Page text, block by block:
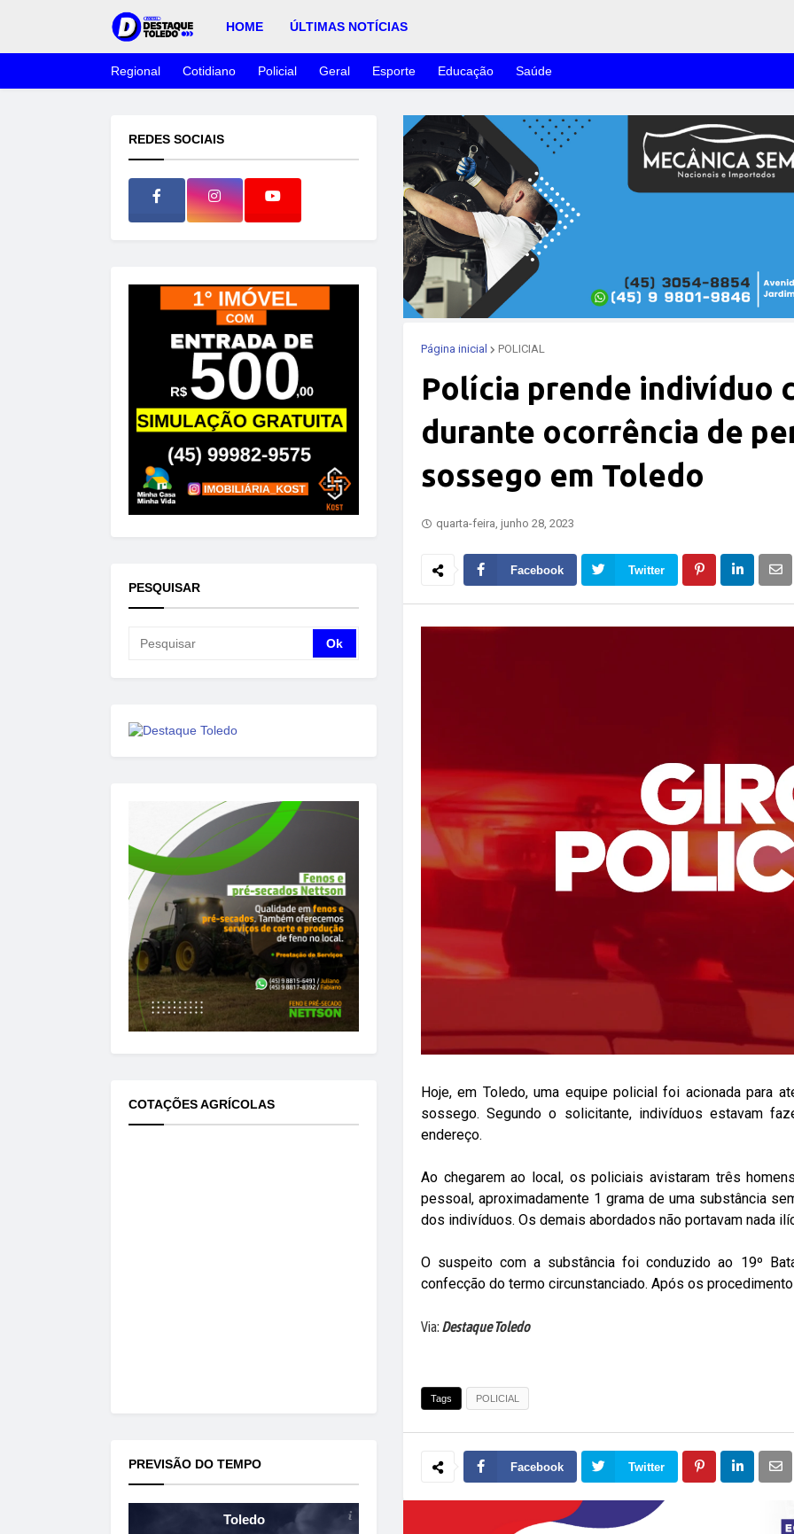
HOME ÚLTIMAS NOTÍCIAS
Regional Cotidiano Policial Geral Esporte Educação Saúde
Página inicial POLICIAL
Polícia prende indivíduo
durante ocorrência de
sossego em Toledo
quarta-feira, junho 28, 2023
Facebook Twitter
Hoje, em Toledo, uma equipe policial foi acionada para
sossego. Segundo o solicitante, indivíduos estavam
endereço.
Ao chegarem ao local, os policiais avistaram três
pessoal, aproximadamente 1 grama de uma substância
dos indivíduos. Os demais abordados não portavam nada
O suspeito com a substância foi conduzido ao 19º
confecção do termo circunstanciado. Após os
Via: Destaque Toledo
Tags POLICIAL
Facebook Twitter
REDES SOCIAIS
PESQUISAR
COTAÇÕES AGRÍCOLAS
PREVISÃO DO TEMPO
Toledo